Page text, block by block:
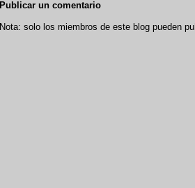
Publicar un comentario
Nota: solo los miembros de este blog pueden